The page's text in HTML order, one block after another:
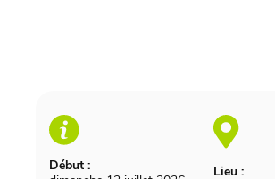
Début :
Lieu :